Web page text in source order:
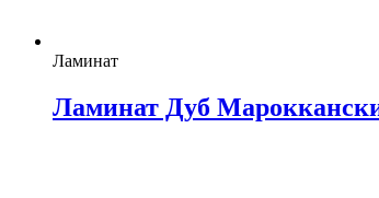
Ламинат
Ламинат Дуб